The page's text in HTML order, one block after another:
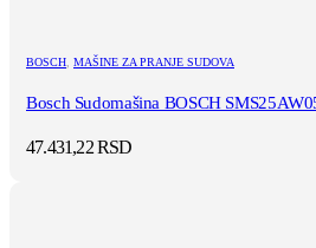
BOSCH MAŠINE ZA PRANJE SUDOVA
Bosch Sudomašina BOSCH
47.431,22RSD